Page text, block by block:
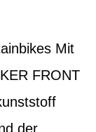
Mit
FRONT
der